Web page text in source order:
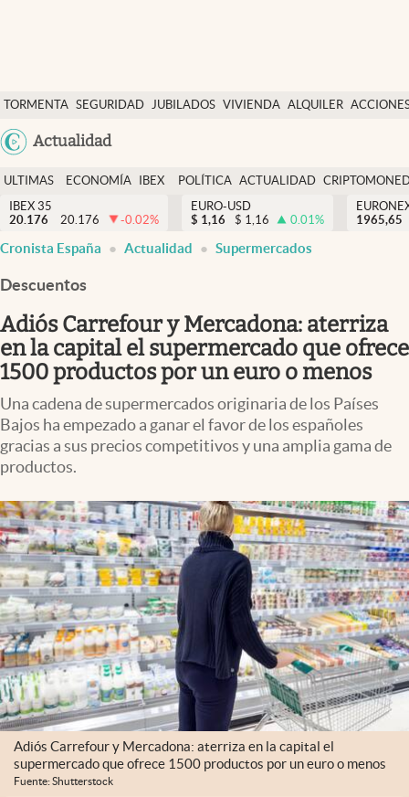
TORMENTA SEGURIDAD JUBILADOS VIVIENDA ALQUILER
USA
Actualidad
Economía y finanzas
Política
Actualidad
Criptomonedas
España
ULTIMAS
NOTICIAS
ECONOMÍA
FINANZAS
IBEX
EURO
POLÍTICA ACTUALIDAD
IBEX 35
20.176
20.176 -0.02%
EURO-USD
$ 1,16 $ 1,16 0.01%
1965,65
Cronista España Actualidad Supermercados
Descuentos
Adiós Carrefour y Mercadona: aterriza
en la capital el supermercado que ofrece
1500 productos por un euro o menos
Una cadena de supermercados originaria de los Países
Bajos ha empezado a ganar el favor de los españoles
gracias a sus precios competitivos y una amplia gama de
productos.
Adiós Carrefour y Mercadona: aterriza en la capital el
supermercado que ofrece 1500 productos por un euro o menos
Fuente: Shutterstock